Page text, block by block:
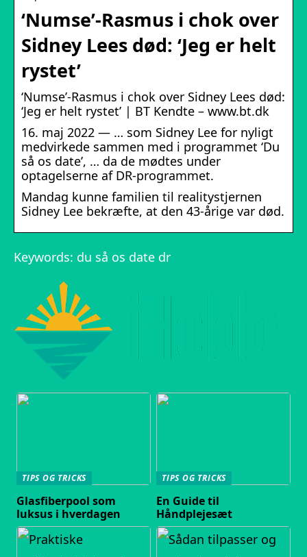
‘Numse’-Rasmus i chok over
Sidney Lees død: ‘Jeg er helt
rystet’
‘Numse’-Rasmus i chok over Sidney Lees død:
‘Jeg er helt rystet’ | BT Kendte – www.bt.dk
16. maj 2022 — … som Sidney Lee for nyligt
medvirkede sammen med i programmet ‘Du
så os date’, … da de mødtes under
optagelserne af DR-programmet.
Mandag kunne familien til realitystjernen
Sidney Lee bekræfte, at den 43-årige var død.
Keywords: du så os date dr
TIPS OG TRICKS
Glasfiberpool som
luksus i hverdagen
TIPS OG TRICKS
En Guide til
Håndplejesæt